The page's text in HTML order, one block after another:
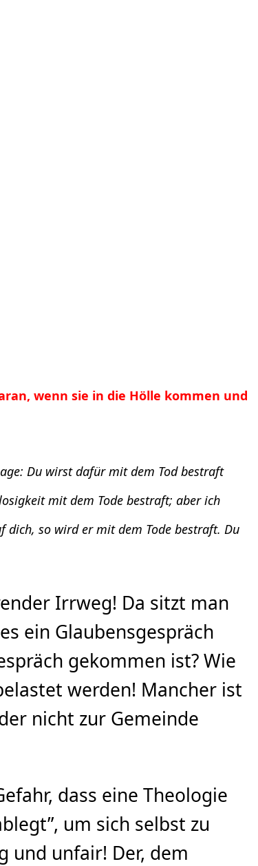
wenn sie in die Hölle kommen und
Du wirst dafür mit dem Tod bestraft
mit dem Tode bestraft; aber ich
so wird er mit dem Tode bestraft. Du
Irrweg! Da sitzt man
ein Glaubensgespräch
gekommen ist? Wie
werden! Mancher ist
nicht zur Gemeinde
dass eine Theologie
um sich selbst zu
und unfair! Der, dem